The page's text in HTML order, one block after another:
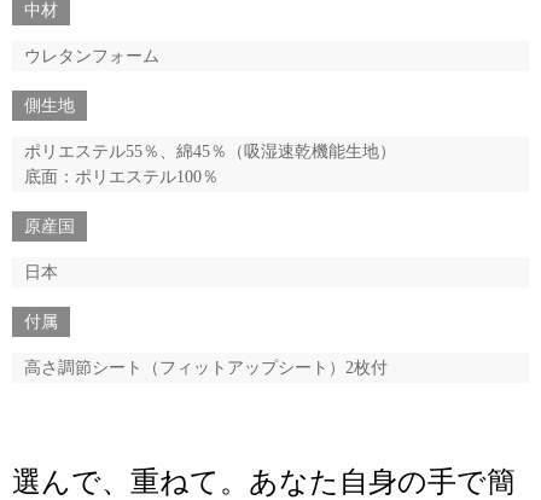
中材
ウレタンフォーム
側生地
ポリエステル55％、綿45％（吸湿速乾機能生地）
底面：ポリエステル100％
原産国
日本
付属
高さ調節シート（フィットアップシート）2枚付
選んで、重ねて。あなた自身の手で簡